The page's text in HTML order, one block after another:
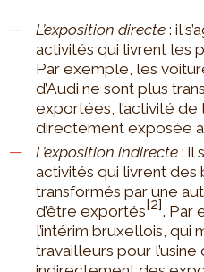
L’exposition directe : il
activités qui livrent les
Par exemple, les
d’Audi ne sont plus
exportées, l’activité de
directement exposée
L’exposition indirecte : il
activités qui livrent des
transformés par une
d’être exportés[2]. Par
l’intérim bruxellois, qui
travailleurs pour l’usine